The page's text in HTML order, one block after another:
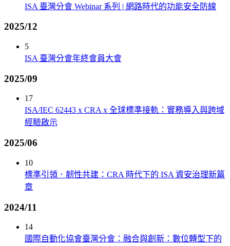
ISA 臺灣分會 Webinar 系列 | 網路時代的功能安全防線
2025/12
5
ISA 臺灣分會年終會員大會
2025/09
17
ISA/IEC 62443 x CRA x 全球標準接軌：實務導入與跨域
經驗啟示
2025/06
10
標準引領．韌性共建：CRA 時代下的 ISA 資安治理新篇
章
2024/11
14
國際自動化協會臺灣分會：融合與創新：數位轉型下的